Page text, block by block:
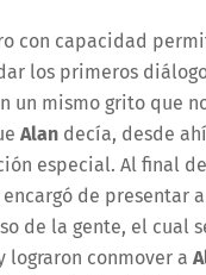
con capacidad
los primeros
un mismo grito que
Alan decía, desde
especial. Al final
encargó de presentar
de la gente, el cual
lograron conmover a